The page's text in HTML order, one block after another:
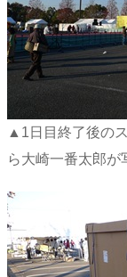
▲1日目終了後の
ら大崎一番太郎が